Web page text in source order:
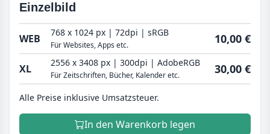
Einzelbild
WEB 768 x 1024 px | 72dpi | sRGB
Für Websites, Apps etc. 10,00 €
XL 2556 x 3408 px | 300dpi | AdobeRGB
Für Zeitschriften, Bücher, Kalender etc. 30,00 €
Alle Preise inklusive Umsatzsteuer.
In den Warenkorb legen